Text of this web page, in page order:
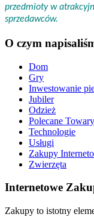
przedmioty w
sprzedawców.
O czym
Dom
Gry
Inwestowanie
Jubiler
Odzież
Polecane Towary
Technologie
Usługi
Zakupy
Zwierzęta
Internetowe
Zakupy to istotny